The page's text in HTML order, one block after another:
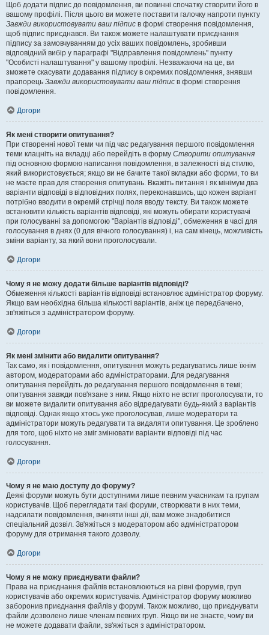
Щоб додати підпис до повідомлення, ви повинні спочатку створити його в
вашому профілі. Після цього ви можете поставити галочку напроти пункту
Завжди використовувати ваш підпис в формі створення повідомлення,
щоб підпис приєднався. Ви також можете налаштувати приєднання
підпису за замовчуванням до усіх ваших повідомлень, зробивши
відповідний вибір у параграфі "Відправлення повідомлень" пункту
"Особисті налаштування" у вашому профілі. Незважаючи на це, ви
зможете скасувати додавання підпису в окремих повідомлення, знявши
прапорець Завжди використовувати ваш підпис в формі створення
повідомлення.
Догори
Як мені створити опитування?
При створенні нової теми чи під час редагування першого повідомлення
теми клацніть на вкладці або перейдіть в форму Створити опитування
під основною формою написання повідомлення, в залежності від стилю,
який використовується; якщо ви не бачите такої вкладки або форми, то ви
не маєте прав для створення опитувань. Вкажіть питання і як мінімум два
варіанти відповіді в відповідних полях, переконавшись, що кожен варіант
потрібно вводити в окремій стрічці поля вводу тексту. Ви також можете
встановити кількість варіантів відповіді, які можуть обирати користувачі
при голосуванні за допомогою "Варіантів відповіді", обмеження в часі для
голосування в днях (0 для вічного голосування) і, на сам кінець, можливість
зміни варіанту, за який вони проголосували.
Догори
Чому я не можу додати більше варіантів відповіді?
Обмеження кількості варіантів відповіді встановлює адміністратор форуму.
Якщо вам необхідна більша кількості варіантів, аніж це передбачено,
зв'яжіться з адміністратором форуму.
Догори
Як мені змінити або видалити опитування?
Так само, як і повідомлення, опитування можуть редагуватись лише їхнім
автором, модераторами або адміністраторами. Для редагування
опитування перейдіть до редагування першого повідомлення в темі;
опитування завжди пов'язане з ним. Якщо ніхто не встиг проголосувати, то
ви можете видалити опитування або відредагувати будь-який з варіантів
відповіді. Однак якщо хтось уже проголосував, лише модератори та
адміністратори можуть редагувати та видаляти опитування. Це зроблено
для того, щоб ніхто не зміг змінювати варіанти відповіді під час
голосування.
Догори
Чому я не маю доступу до форуму?
Деякі форуми можуть бути доступними лише певним учасникам та групам
користувачів. Щоб переглядати такі форуми, створювати в них теми,
надсилати повідомлення, вчиняти інші дії, вам може знадобитися
спеціальний дозвіл. Зв'яжіться з модератором або адміністратором
форуму для отримання такого дозволу.
Догори
Чому я не можу приєднувати файли?
Права на приєднання файлів встановлюються на рівні форумів, груп
користувачів або окремих користувачів. Адміністратор форуму можливо
заборонив приєднання файлів у форумі. Також можливо, що приєднувати
файли дозволено лише членам певних груп. Якщо ви не знаєте, чому ви
не можете додавати файли, зв'яжіться з адміністратором.